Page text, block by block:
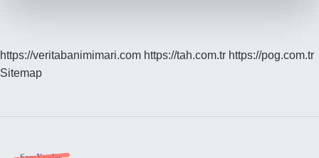
https://veritabanimimari.com https://tah.com.tr https://pog.com.tr
Sitemap